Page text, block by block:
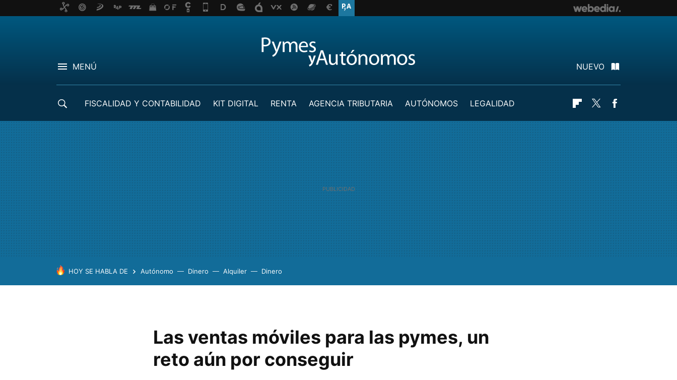
MENÚ NUEVO
FISCALIDAD Y CONTABILIDAD KIT DIGITAL RENTA AGENCIA TRIBUTARIA AUTÓNOMOS
LEGALIDAD
Flipboard
Twitter
HOY SE HABLA DE Autónomo Dinero Alquiler Dinero
Las ventas móviles para las pymes, un
reto aún por conseguir